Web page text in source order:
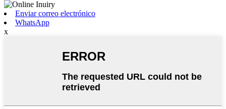
Enviar correo electrónico
WhatsApp
x